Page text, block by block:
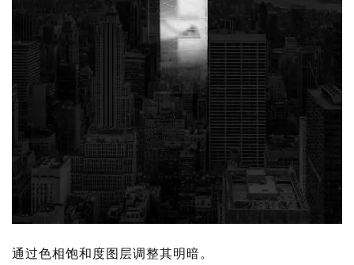
通过色相饱和度图层调整其明暗。